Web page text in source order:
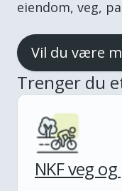
eiendom, veg,
Vil du være
Trenger du
NKF veg